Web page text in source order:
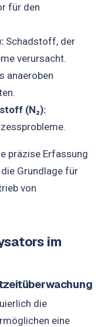
für den
Schadstoff, der
verursacht.
anaeroben
(N₂):
präzise Erfassung
Grundlage für
von
im
die
eine